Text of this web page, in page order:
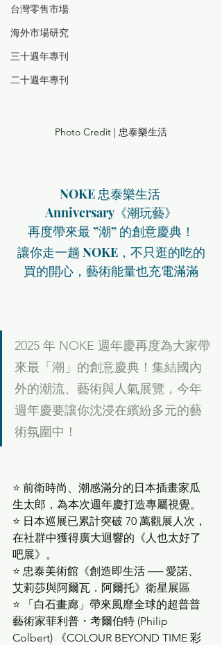
台灣零售市場
海外市場研究
三十週年專刊
二十週年專刊
Photo Credit | 忠泰樂生活
NOKE 忠泰樂生活
Anniversary《潮玩藝》
再度帶來最 ”潮” 的創意慶典！
讓你走一趟 NOKE，不只逛的吃的
買的開心，藝術能量也充電滿滿
2025 年 NOKE 週年慶再度為大家帶
來最「潮」的創意慶典！集結國內
外的潮流、藝術與人氣展覽，今年
週年慶要讓你沈浸在繽紛多元的藝
術氛圍中！
⭐ 前衛時尚、潮感滿分的日本插畫家瓜
生太郎，為本次週年慶打造專屬視覺。
⭐ 日本巡展已累計突破 70 萬觀展人次，
在社群中獲得廣大迴響的《人也太好了
吧展》。
⭐ 忠泰美術館《創造即生活 ── 愛諾、
艾莉莎與阿爾瓦．阿爾托》衛星展區
⭐ 「白石畫廊」帶來風靡全球的超普普
藝術家菲利普・考爾伯特 (Philip
Colbert) 《COLOUR BEYOND TIME 彩